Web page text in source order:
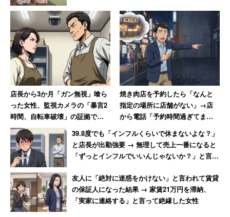
る機会を増やして相互理解に努めるとか、同じ境遇にある
内定者同士をつないで情報を共有することによって互いの
悩みを解消しあうとか。重要視して、ちゃんとやるかどう
かだけの問題です。
とはいえ、コロナの感染拡大もありますので、「十分な感
染対策をして実際に会う」「オンラインのコミュニケーシ
ョンの量を増やす」「オンラインのコミュニケーションの
質を工夫する（適性検査や自己紹介など）」といった方法
を組み合わせる必要があるでしょう。
幸い採用活動という怒涛の状況は終わっているので、まだ
まだ時間はあります（22卒が始まっているかもしれません
が）。
店長から3か月「ガン無視」喰ら
った女性、監視カメラの「暴言2
時間、自転車破壊」の証拠で反
撃 → 店長はクビ、その後店も潰
れる
焼き肉店を予約したら「なんと
指定の場所に店舗がない」→店
から電話「予約時間過ぎてま
れた40代男性
39.8度でも「インフルくらいで休まないよな？」
と店長が出勤強要 → 無理して売上一番になると
「ずっとインフルでいいんじゃないか？」と言わ
友人に「絶対に迷惑をかけない」と言われて賃貸
の保証人になった結果 → 家賃21万円を滞納、
「実家に連絡する」と言って絶縁した女性